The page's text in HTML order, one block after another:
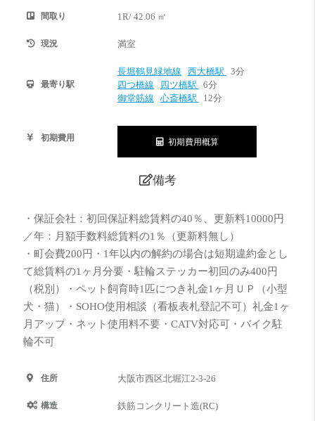
間取り 1R/ 42.06 ㎡
現況 満室
最寄り駅
長堀鶴見緑地線 西大橋駅
3分
四つ橋線
四ツ橋駅
6分
御堂筋線
心斎橋駅 12分
初期費用 初期費用概算
備考
・保証会社：初回保証料総賃料の40％、更新料10000円
／年：月額手数料総賃料の1％（更新料無し）
・町会費200円・1年以内の解約の場合は短期違約金とし
て総賃料の1ヶ月分要・駐輪ステッカー初回のみ400円
（税別）・ペット飼育時1匹につき礼金1ヶ月ＵＰ（小型
犬・猫）・SOHO使用相談（看板表札登記不可）礼金1ヶ
月アップ・ネット使用料不要・CATV対応可・バイク駐
輪不可
住所 大阪市西区北堀江2-3-26
構造 鉄筋コンクリート造(RC)